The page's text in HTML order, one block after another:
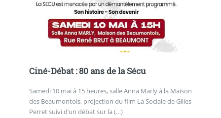
Ciné-Débat : 80 ans de la Sécu
Samedi 10 mai à 15 heures, salle Anna Marly à la Maison
des Beaumontois, projection du film La Sociale de Gilles
Perret suivi d’un débat sur la (…)